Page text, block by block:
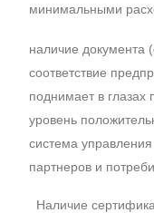
минимальными
наличие документа
соответствие
поднимает в глазах
уровень
система
партнеров и
Наличие